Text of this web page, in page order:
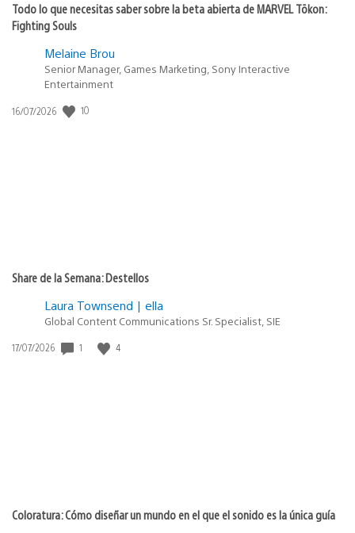
Todo lo que necesitas saber sobre la beta abierta de MARVEL Tōkon:
Fighting Souls
Melaine Brou
Senior Manager, Games Marketing, Sony Interactive
Entertainment
Fecha
16/07/2026 10
Share de la Semana: Destellos
Laura Townsend | ella
Global Content Communications Sr. Specialist, SIE
Fecha
17/07/2026 1 4
Coloratura: Cómo diseñar un mundo en el que el sonido es la única guía